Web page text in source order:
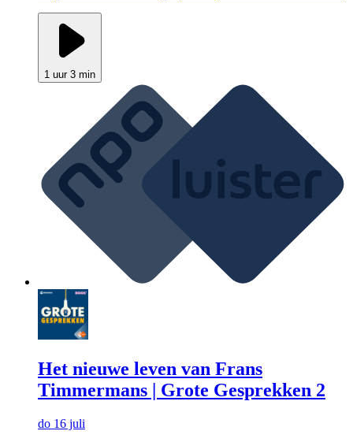
1 uur 3 min
Het nieuwe leven van Frans
Timmermans | Grote Gesprekken 2
do 16 juli